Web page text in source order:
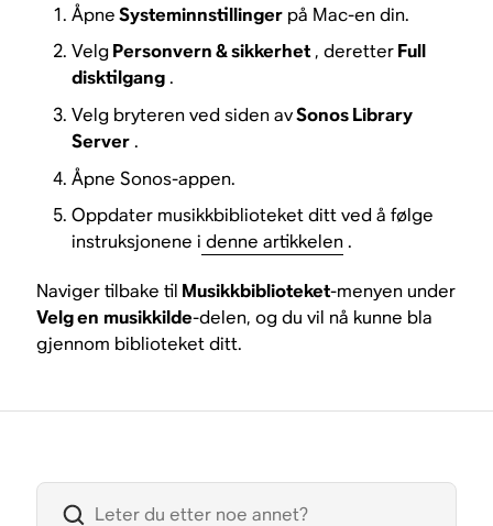
ÅpneSysteminnstillinger på Mac-en din.
VelgPersonvern & sikkerhet, deretterFull
disktilgang.
Velg bryteren ved siden avSonos Library
Server.
Åpne Sonos-appen.
Oppdater musikkbiblioteket ditt ved å følge
instruksjonene i denne artikkelen.
Naviger tilbake til Musikkbiblioteket-menyen under
Velg en musikkilde-delen, og du vil nå kunne bla
gjennom biblioteket ditt.